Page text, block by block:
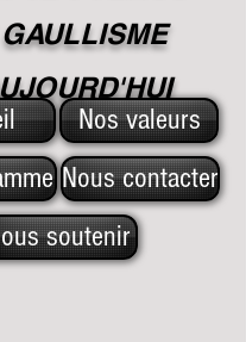
Nos valeurs
Nous contacter
soutenir